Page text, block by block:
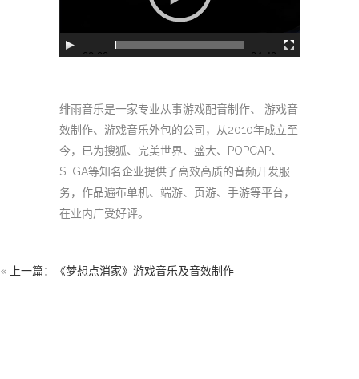
00:00 04:49
绯雨音乐是一家专业从事游戏配音制作、 游戏音
效制作、游戏音乐外包的公司，从2010年成立至
今，已为搜狐、完美世界、盛大、POPCAP、
SEGA等知名企业提供了高效高质的音频开发服
务，作品遍布单机、端游、页游、手游等平台，
在业内广受好评。
« 上一篇：《梦想点消家》游戏音乐及音效制作